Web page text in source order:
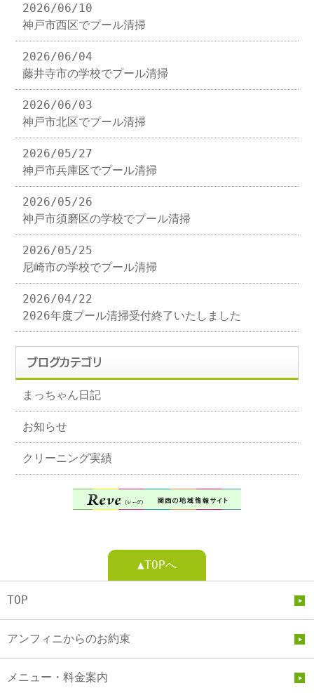
2026/06/10
神戸市西区でプール清掃
2026/06/04
藤井寺市の学校でプール清掃
2026/06/03
神戸市北区でプール清掃
2026/05/27
神戸市兵庫区でプール清掃
2026/05/26
神戸市須磨区の学校でプール清掃
2026/05/25
尼崎市の学校でプール清掃
2026/04/22
2026年度プール清掃受付終了いたしました
ブログカテゴリ
まっちゃん日記
お知らせ
クリーニング実績
▲TOPへ
TOP
アンフィニからのお約束
メニュー・料金案内